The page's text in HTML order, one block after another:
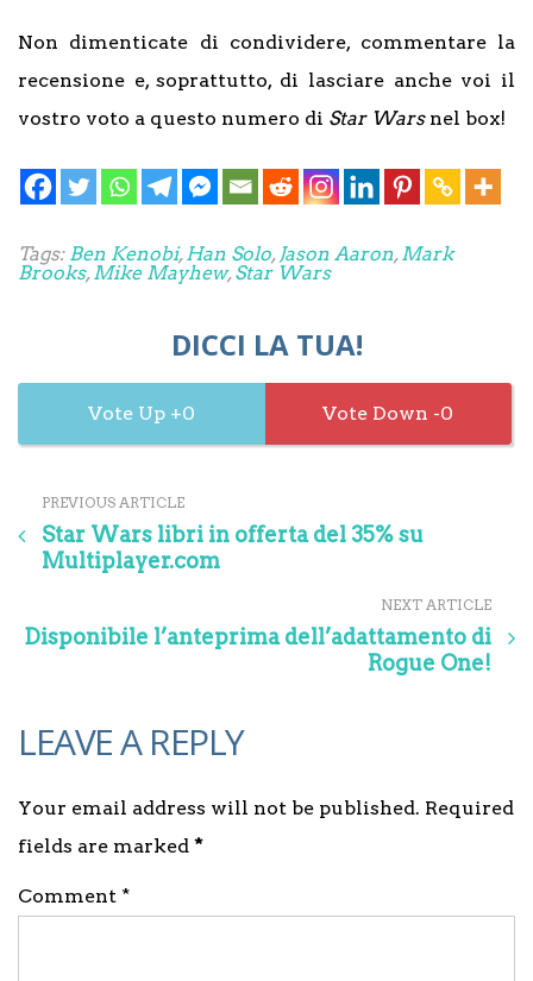
Non dimenticate di condividere, commentare la
recensione e, soprattutto, di lasciare anche voi il
vostro voto a questo numero di Star Wars nel box!
Tags: Ben Kenobi,Han Solo, Jason Aaron,Mark
Brooks,Mike Mayhew,Star Wars
DICCI LA TUA!
0 0
PREVIOUS ARTICLE
Star Wars libri in offerta del 35% su
Multiplayer.com
NEXT ARTICLE
Disponibile l’anteprima dell’adattamento di
Rogue One!
LEAVE A REPLY
Your email address will not be published. Required
fields are marked *
Comment *